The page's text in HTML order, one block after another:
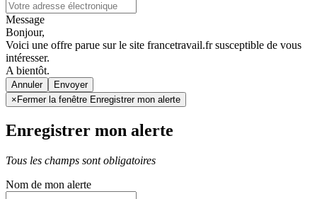
Message
Bonjour,
Voici une offre parue sur le site francetravail.fr susceptible de vous
intéresser.
A bientôt.
Annuler
× Fermer la fenêtre Enregistrer mon alerte
Enregistrer mon alerte
Tous les champs sont obligatoires
Nom de mon alerte